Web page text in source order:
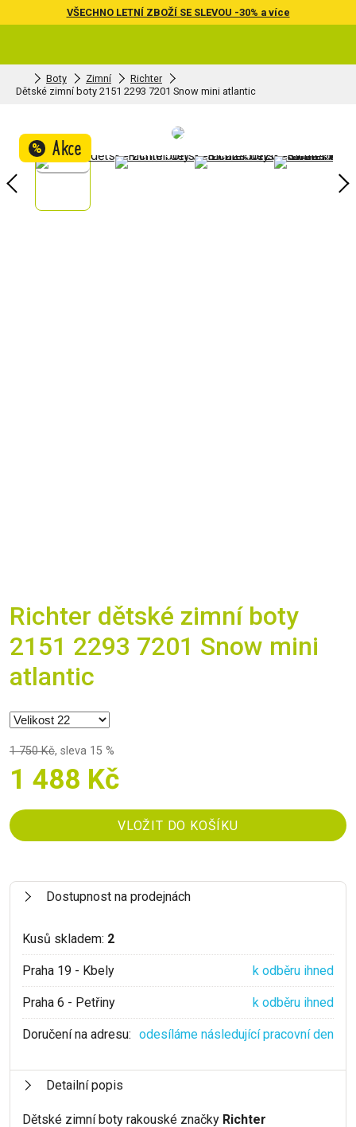
VŠECHNO LETNÍ ZBOŽÍ SE SLEVOU -30% a více
Boty Zimní
Richter
Dětské zimní boty 2151 2293 7201 Snow mini atlantic
% Akce
Richter dětské zimní boty
2151 2293 7201 Snow mini
atlantic
1 750 Kč, sleva 15 %
1 488 Kč
Dostupnost na prodejnách
Kusů skladem: 2
Praha 19 - Kbely k odběru ihned
Praha 6 - Petřiny k odběru ihned
Doručení na adresu: odesíláme následující pracovní den
Detailní popis
Dětské zimní boty rakouské značky Richter